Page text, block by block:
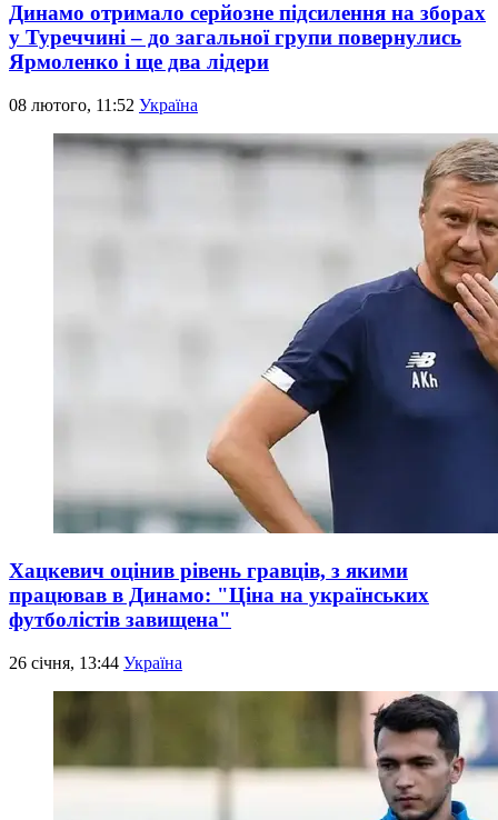
Динамо отримало серйозне підсилення на зборах
у Туреччині – до загальної групи повернулись
Ярмоленко і ще два лідери
08 лютого, 11:52 Україна
Хацкевич оцінив рівень гравців, з якими
працював в Динамо: "Ціна на українських
футболістів завищена"
26 січня, 13:44 Україна